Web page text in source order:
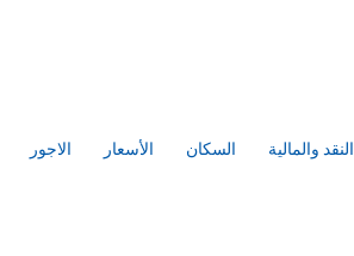
النقد والمالية السكان الأسعار الاجور